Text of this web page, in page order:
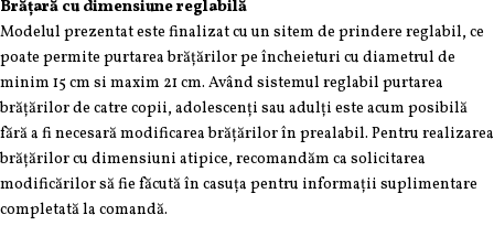
Brățară cu dimensiune reglabilă
Modelul prezentat este finalizat cu un sitem de prindere reglabil, ce
poate permite purtarea brățărilor pe încheieturi cu diametrul de
minim 15 cm si maxim 21 cm. Având sistemul reglabil purtarea
brățărilor de catre copii, adolescenți sau adulți este acum posibilă
fără a fi necesară modificarea brățărilor în prealabil. Pentru realizarea
brățărilor cu dimensiuni atipice, recomandăm ca solicitarea
modificărilor să fie făcută în casuța pentru informații suplimentare
completată la comandă.